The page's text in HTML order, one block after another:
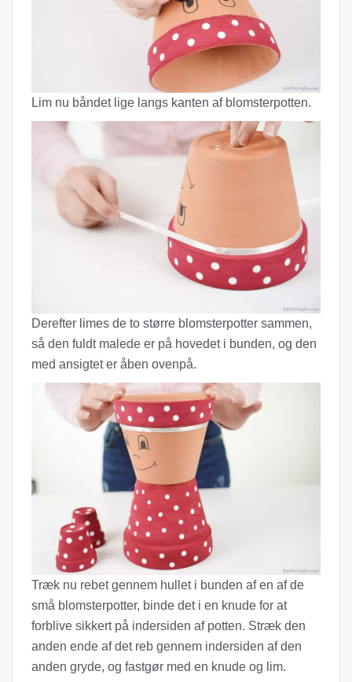
Lim nu båndet lige langs kanten af ​​blomsterpotten.
Derefter limes de to større blomsterpotter sammen,
så den fuldt malede er på hovedet i bunden, og den
med ansigtet er åben ovenpå.
Træk nu rebet gennem hullet i bunden af ​​en af ​​de
små blomsterpotter, binde det i en knude for at
forblive sikkert på indersiden af ​​potten. Stræk den
anden ende af det reb gennem indersiden af ​​den
anden gryde, og fastgør med en knude og lim.